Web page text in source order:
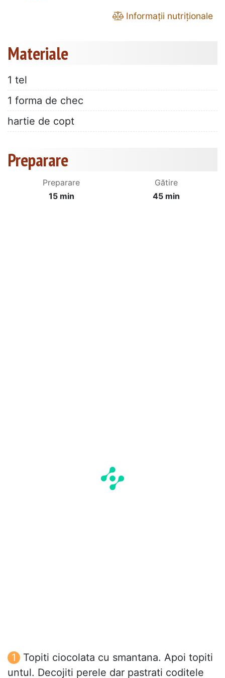
Informații nutriționale
Materiale
1 tel
1 forma de chec
hartie de copt
Preparare
Preparare
15 min
Gătire
45 min
Topiti ciocolata cu smantana. Apoi topiti
untul. Decojiti perele dar pastrati coditele